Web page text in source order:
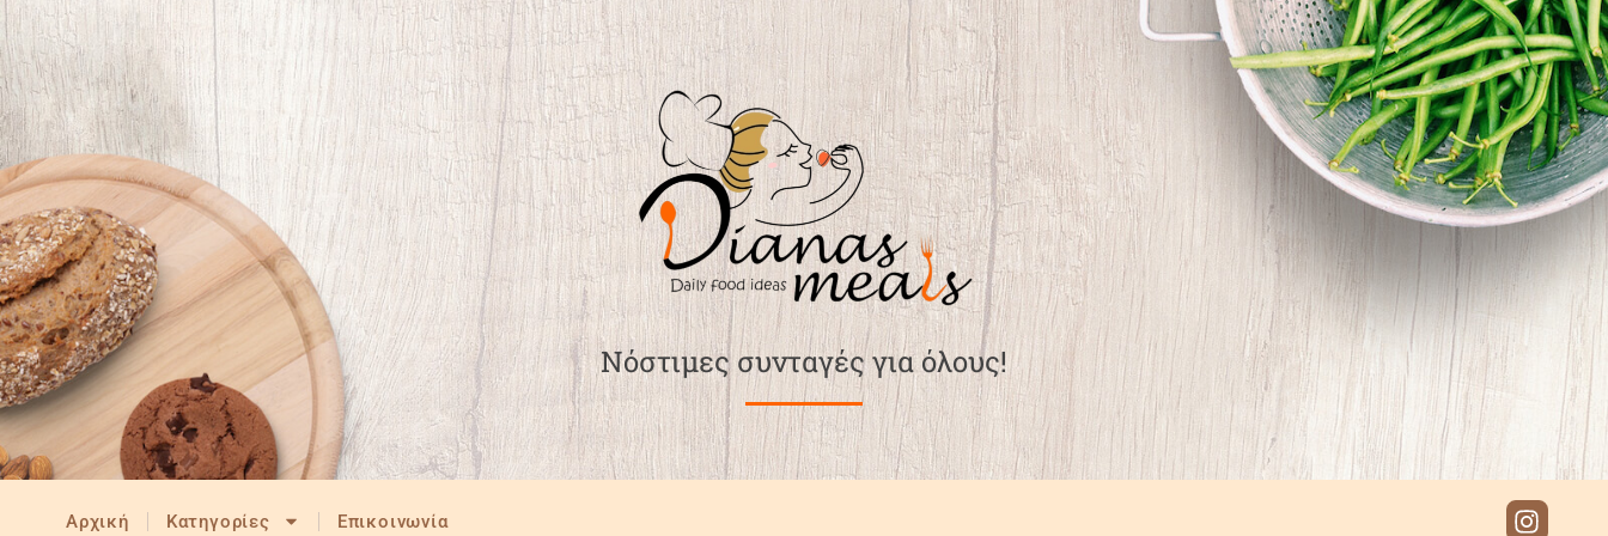
Νόστιμες συνταγές για όλους!
Αρχική Κατηγορίες Επικοινωνία